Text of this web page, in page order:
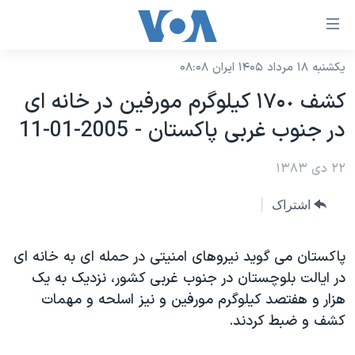
لینکهای
دسترسی
جهش
محتوای
اصلی
اصلی
جهش
به
جستجو
نسخه سبک وب‌سایت
موضوع ها
ایران
آمریکا
ورزشی
گزیده‌ها
ویژه برنامه‌ها
برنامه های تلویزیونی
جدول برنامه ها
جام جهانی ۲۰۲۶
عملیات خشم حماسی
۲۵۰سالگی آمریکا
فرکانس‌های صدای آمریکا
پخش رادیویی
یادگیری زبان انگلیسی
یکشنبه ۱۸ مرداد ۱۴۰۵ ایران ۰۸:۰۸
کشف ١٧۰٠ کيلوگرم مورفين در خانه ای
در جنوب غربی پاکستان - 2005-01-11
۲۲ دی ۱۳۸۳
اشتراک
پاکستان می گويد نيروهای امنيتی در حمله ای به خانه ای
در ايالت بلوچستان در جنوب غربی کشور، نزديک به يک
هزار و هفتصد کيلوگرم مورفين و نيز اسلحه و مهمات
کشف و ضبط کردند.